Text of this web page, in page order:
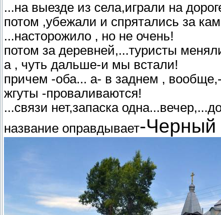
...на выезде из села,играли на
потом ,убежали и спрятались за
...насторожило , но не очень!
потом за деревней,...туристы
а , чуть дальше-и мы встали!
причем -оба... а- в заднем ,
жгуты -проваливаются!
...связи нет,запаска
название оправдывает-Черный